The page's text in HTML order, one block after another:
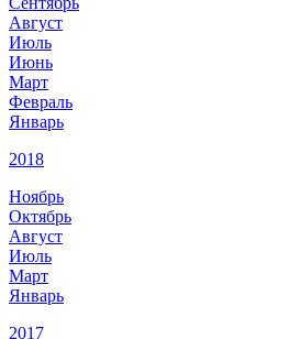
Август
Июль
Июнь
Март
Февраль
Январь
2018
Ноябрь
Октябрь
Август
Июль
Март
Январь
2017